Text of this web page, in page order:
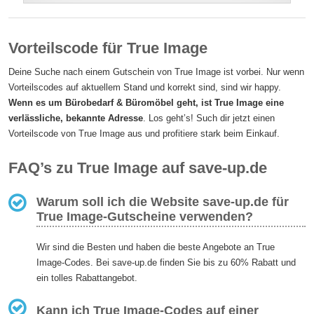
Vorteilscode für True Image
Deine Suche nach einem Gutschein von True Image ist vorbei. Nur wenn
Vorteilscodes auf aktuellem Stand und korrekt sind, sind wir happy.
Wenn es um Bürobedarf & Büromöbel geht, ist True Image eine
verlässliche, bekannte Adresse. Los geht’s! Such dir jetzt einen
Vorteilscode von True Image aus und profitiere stark beim Einkauf.
FAQ’s zu True Image auf save-up.de
Warum soll ich die Website save-up.de für
True Image-Gutscheine verwenden?
Wir sind die Besten und haben die beste Angebote an True
Image-Codes. Bei save-up.de finden Sie bis zu 60% Rabatt und
ein tolles Rabattangebot.
Kann ich True Image-Codes auf einer